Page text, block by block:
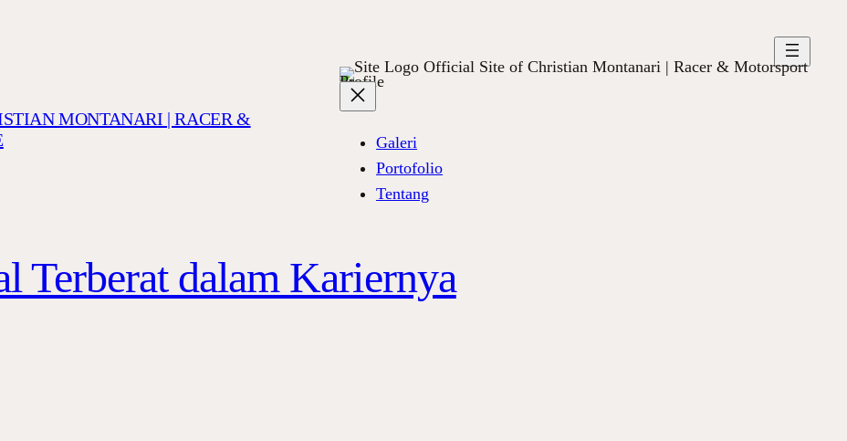
MONTANARI | RACER &
Official Site of Christian Montanari | Racer & Motorsport
Profile
Galeri
Portofolio
Tentang
Terberat dalam Kariernya